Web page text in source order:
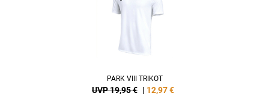
PARK VIII TRIKOT
UVP 19,95 € | 12,97€